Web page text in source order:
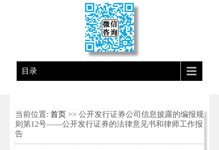
目录
当前位置: 首页 >> 公开发行证券公司信息披露的编报规
则第12号——公开发行证券的法律意见书和律师工作报
告